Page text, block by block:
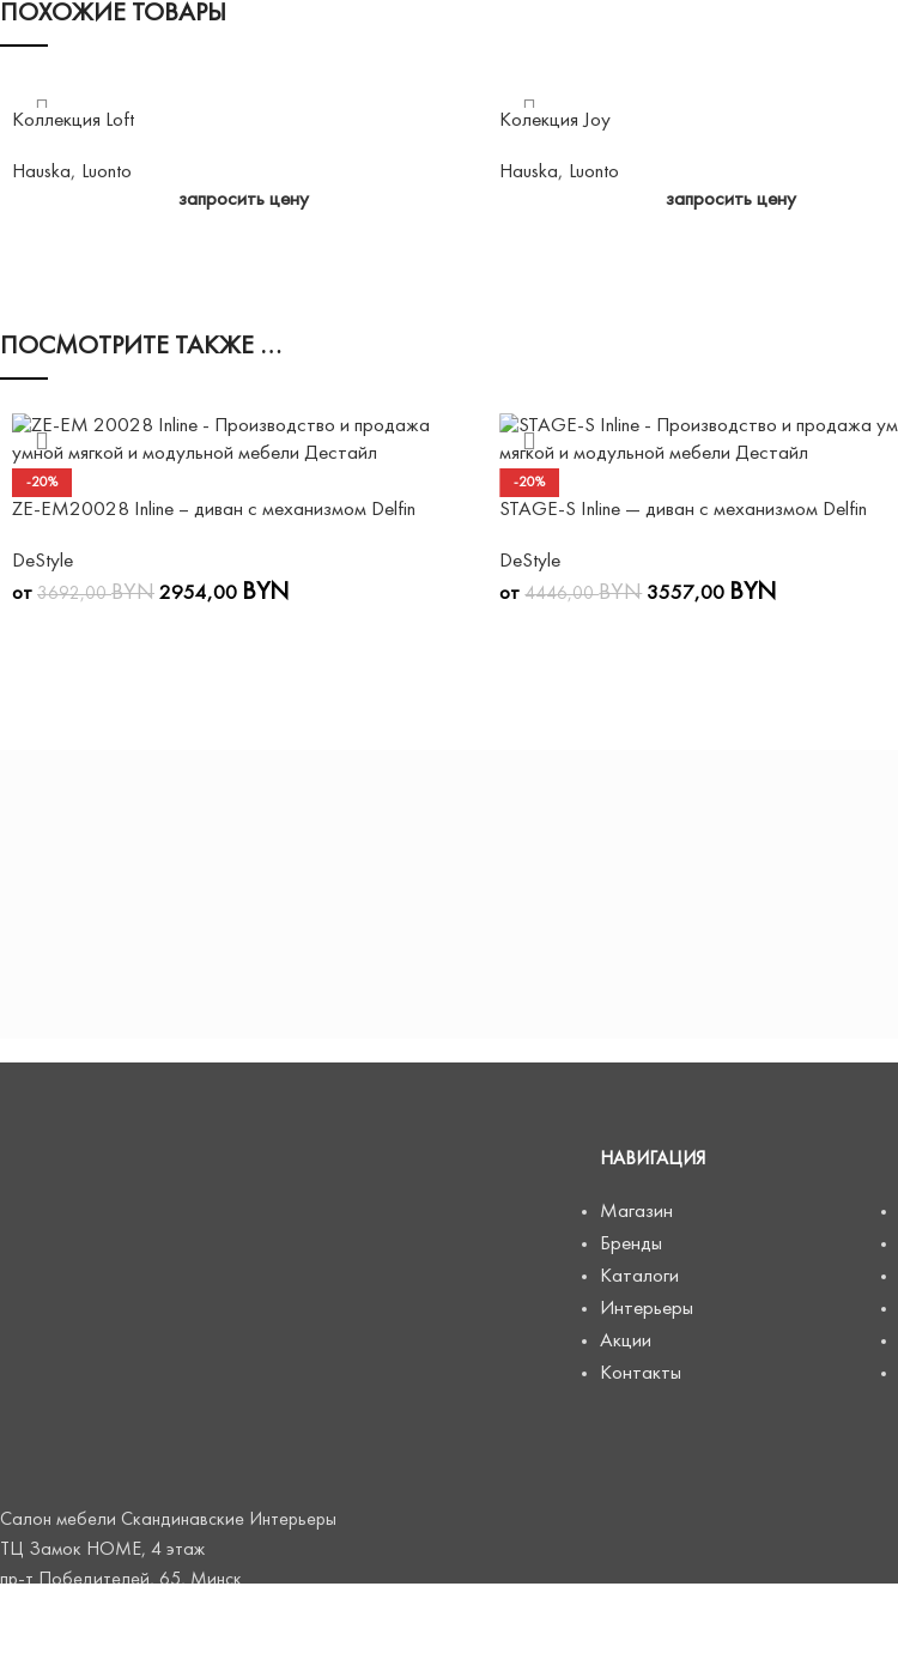
ПОХОЖИЕ ТОВАРЫ
Коллекция Loft
Hauska, Luonto
запросить цену
Колекция Joy
Hauska, Luonto
запросить цену
ПОСМОТРИТЕ ТАКЖЕ …
-20%
ZE-EM20028 Inline – диван с механизмом Delfin
DeStyle
от 3692,00BYN 2954,00 BYN
-20%
STAGE-S Inline — диван с механизмом Delfin
DeStyle
от4446,00BYN 3557,00 BYN
Салон мебели Скандинавские Интерьеры
ТЦ Замок HOME, 4 этаж
пр-т Победителей, 65, Минск
НАВИГАЦИЯ
Магазин
Бренды
Каталоги
Интерьеры
Акции
Контакты